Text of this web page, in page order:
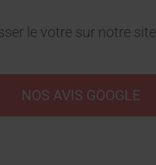
le votre sur notre site !
NOS AVIS GOOGLE